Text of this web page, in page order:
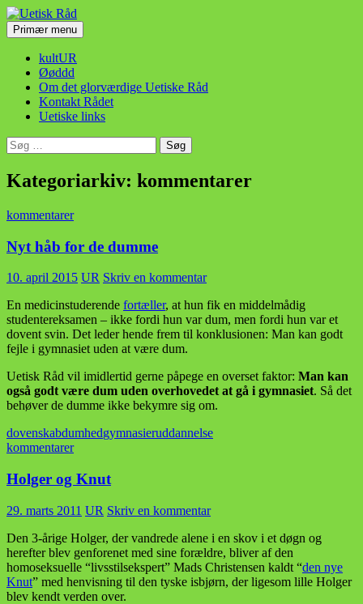
Hop
til
indhold
Uetisk Råd
SøgPrimær menu
kultUR
Øøddd
Om det glorværdige Uetiske Råd
Kontakt Rådet
Uetiske links
Søg
efter:
Kategoriarkiv: kommentarer
kommentarer
Nyt håb for de dumme
10. april 2015 UR Skriv en kommentar
En medicinstuderende fortæller, at hun fik en middelmådig
studentereksamen – ikke fordi hun var dum, men fordi hun var et
dovent svin. Det leder hende frem til konklusionen: Man kan godt
fejle i gymnasiet uden at være dum.
Uetisk Råd vil imidlertid gerne påpege en overset faktor: Man kan
også godt være dum uden overhovedet at gå i gymnasiet. Så det
behøver de dumme ikke bekymre sig om.
dovenskabdumhedgymnasieruddannelse
kommentarer
Holger og Knut
29. marts 2011 UR Skriv en kommentar
Den 3-årige Holger, der vandrede alene i en skov i et døgn og
herefter blev genforenet med sine forældre, bliver af den
homoseksuelle “livsstilsekspert” Mads Christensen kaldt “den nye
Knut” med henvisning til den tyske isbjørn, der ligesom lille Holger
blev kendt verden over.